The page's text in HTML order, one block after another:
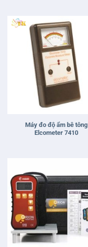
Máy đo độ ẩm bê tông
Elcometer 7410